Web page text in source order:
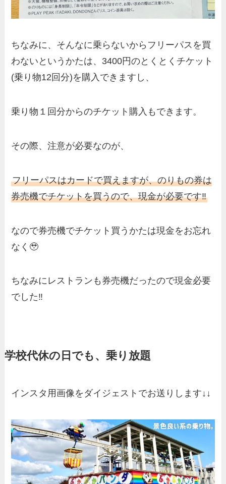
ちなみに、そんなに乗らないからフリーパスを買
わないというかたは、3400円のとくとくチケット
(乗り物12回分)を購入できますし、
乗り物１回分からのチケット購入もできます。
その際、注意が必要なのが、
フリーパスはカードで買えますが、のりもの券は
券売機でチケットを買うので、現金が必要です‼️
なので券売機でチケット買うかたは現金をお忘れ
なく🥹
ちなみにレストランも券売機だったので現金必要
でした‼️
学校代休の日でも、乗り放題
インスタ用画像をダイジェストでお送りします↓↓